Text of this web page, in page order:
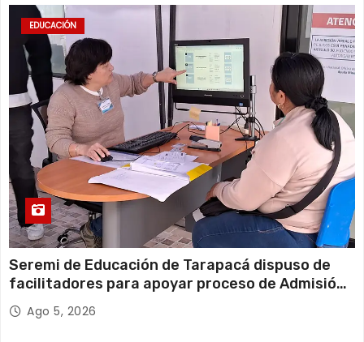
EDUCACIÓN
Seremi de Educación de Tarapacá dispuso de
facilitadores para apoyar proceso de Admisión
Escolar 2027
Ago 5, 2026